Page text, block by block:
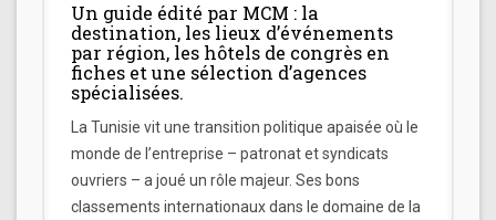
Un guide édité par MCM : la
destination, les lieux d’événements
par région, les hôtels de congrès en
fiches et une sélection d’agences
spécialisées.
La Tunisie vit une transition politique apaisée où le
monde de l’entreprise – patronat et syndicats
ouvriers – a joué un rôle majeur. Ses bons
classements internationaux dans le domaine de la